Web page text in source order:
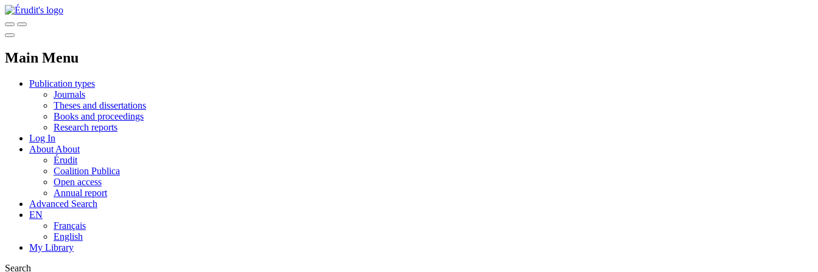
Main Menu
Publication types
Journals
Theses and dissertations
Books and proceedings
Research reports
Log In
About About
Érudit
Coalition Publica
Open access
Annual report
Advanced Search
EN
Français
English
My Library
Search